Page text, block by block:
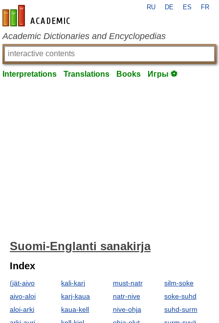
en-academic.com
RU DE ES FR
Academic Dictionaries and Encyclopedias
Interpretations Translations Books Игры ⚽
Suomi-Englanti sanakirja
Index
(jät-aivo
aivo-aloi
aloi-arki
kali-karj
karj-kaua
kaua-kell
must-natr
natr-nive
nive-ohja
silm-soke
soke-suhd
suhd-surm